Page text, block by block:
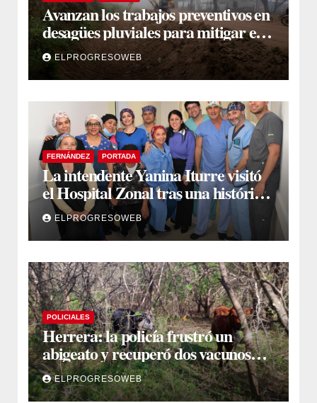
Avanzan los trabajos preventivos en
desagües pluviales para mitigar el
impacto de la temporada de lluvias
ELPROGRESOWEB
FERNÁNDEZ PORTADA
La intendente Yanina Iturre visitó
el Hospital Zonal tras una histórica
jornada de intervenciones
laparoscópicas
ELPROGRESOWEB
POLICIALES
Herrera: la policía frustró un
abigeato y recuperó dos vacunos
ocultos en una zona montuosa
ELPROGRESOWEB